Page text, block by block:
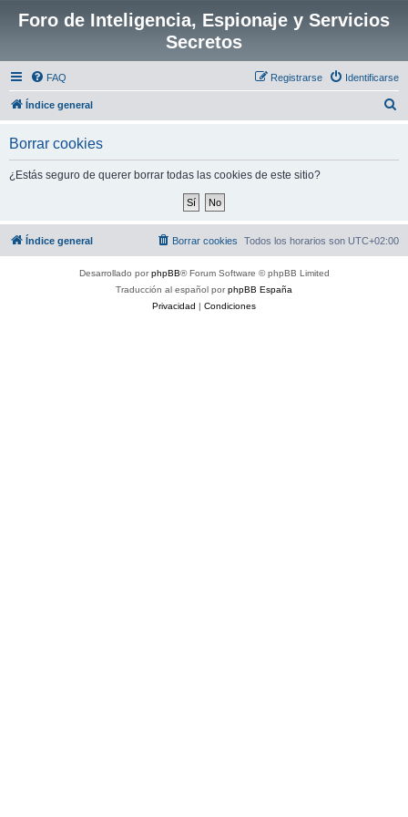
Foro de Inteligencia, Espionaje y Servicios
Secretos
FAQ Identificarse
Registrarse
Índice general
Borrar cookies
¿Estás seguro de querer borrar todas las cookies de este sitio?
Índice general Todos los horarios son UTC+02:00
Borrar cookies
Desarrollado porphpBB® Forum Software © phpBB Limited
Traducción al español porphpBB España
Privacidad | Condiciones